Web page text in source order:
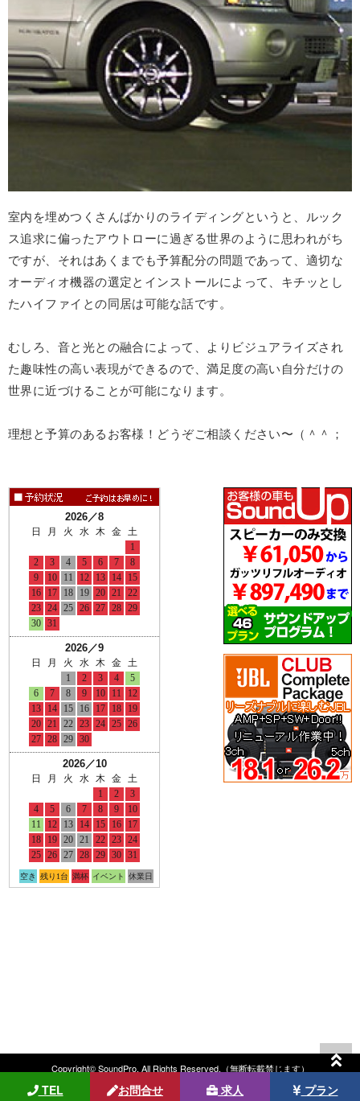
室内を埋めつくさんばかりのライディングというと、ルック
ス追求に偏ったアウトローに過ぎる世界のように思われがち
ですが、それはあくまでも予算配分の問題であって、適切な
オーディオ機器の選定とインストールによって、キチッとし
たハイファイとの同居は可能な話です。
むしろ、音と光との融合によって、よりビジュアライズされ
た趣味性の高い表現ができるので、満足度の高い自分だけの
世界に近づけることが可能になります。
理想と予算のあるお客様！どうぞご相談ください〜（＾＾；
Copyright© SoundPro. All Rights Reserved.（無断転載禁じます）
TEL
お問合せ
求人
プラン